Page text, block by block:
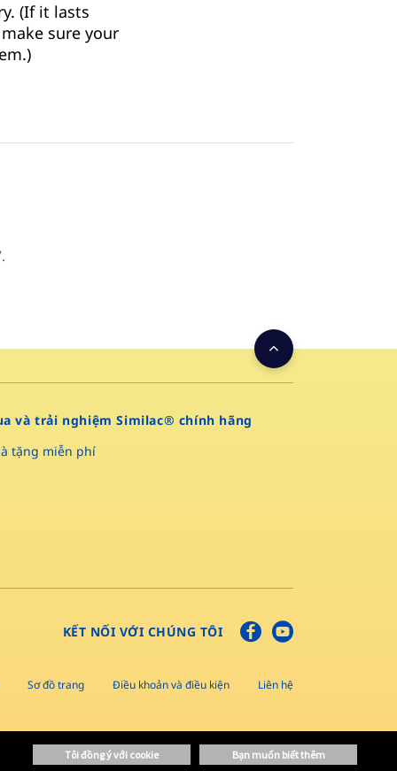
(If it lasts
sure your
và trải nghiệm Similac® chính hãng
tặng miễn phí
KẾT NỐI VỚI CHÚNG TÔI
Sơ đồ trang Điều khoản và điều kiện Liên hệ
bạn muốn biết thêm
tôi đồng ý với cookie